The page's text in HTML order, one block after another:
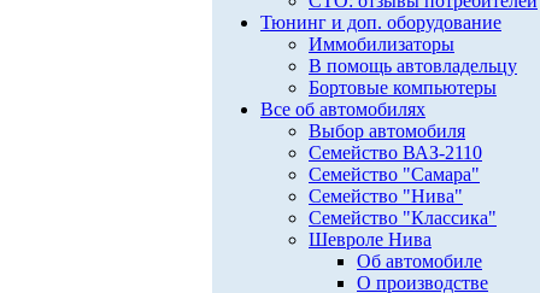
Тюнинг и доп. оборудование
Иммобилизаторы
В помощь автовладельцу
Бортовые компьютеры
Все об автомобилях
Выбор автомобиля
Семейство ВАЗ-2110
Семейство "Самара"
Семейство "Нива"
Семейство "Классика"
Шевроле Нива
Об автомобиле
О производстве